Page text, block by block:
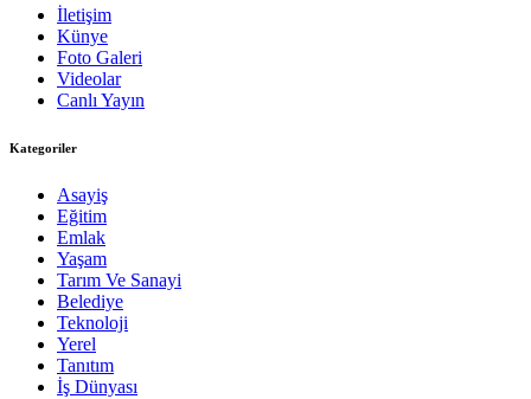
İletişim
Künye
Foto Galeri
Videolar
Canlı Yayın
Kategoriler
Asayiş
Eğitim
Emlak
Yaşam
Tarım Ve Sanayi
Belediye
Teknoloji
Yerel
Tanıtım
İş Dünyası